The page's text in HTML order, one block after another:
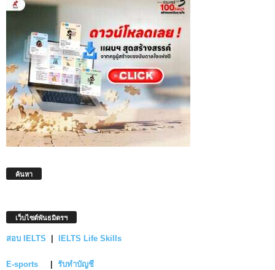
ค้นหา
เว็บไซต์พันธมิตรฯ
สอบ IELTS IELTS Life Skills
E-sports รับทำบัญชี